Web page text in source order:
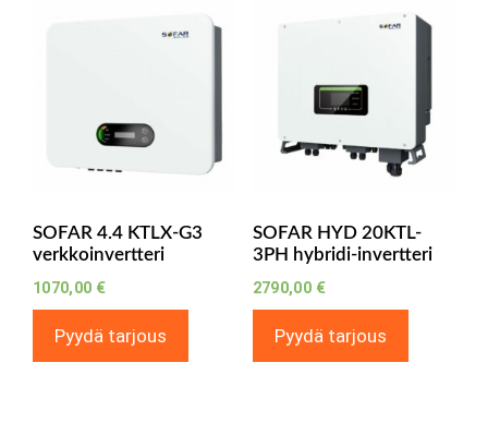
SOFAR 4.4 KTLX-G3
verkkoinvertteri
1070,00 €
Pyydä tarjous
SOFAR HYD 20KTL-
3PH hybridi-invertteri
2790,00 €
Pyydä tarjous